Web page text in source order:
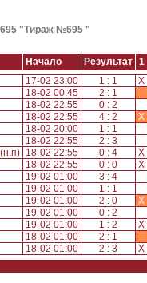
"Тираж №695 "
Начало Результат 1
17-02 23:00 1 : 1
X
18-02 00:45
2 : 1
18-02 22:55
0 : 2
18-02 22:55 4 : 2
X
18-02 20:00
1 : 1
18-02 22:55
2 : 3
(н.п) 18-02 22:55 0 : 4
X
18-02 22:55 0 : 0
X
19-02 01:00
3 : 4
19-02 01:00
1 : 1
19-02 01:00 2 : 0
X
19-02 01:00
0 : 2
19-02 01:00 1 : 2
X
18-02 01:00
2 : 1
18-02 01:00 2 : 3
X